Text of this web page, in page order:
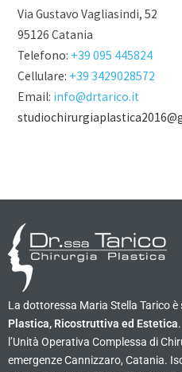
Via Gustavo Vagliasindi, 52
95126 Catania
Telefono: +39 095 445824
Cellulare: +39 3429028572
Email: info@drtarico.it
La dottoressa Maria Stella Tarico è
Plastica, Ricostruttiva ed Estetica
l’Unità Operativa Complessa di
emergenze Cannizzaro, Catania.